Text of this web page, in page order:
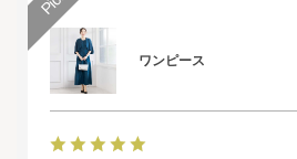
ワンピース